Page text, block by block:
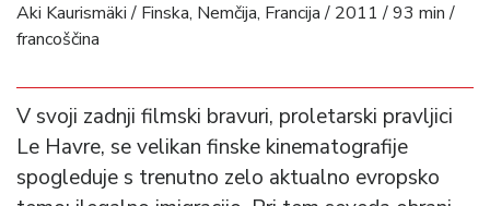
Aki Kaurismäki / Finska, Nemčija, Francija / 2011 / 93 min /
francoščina
V svoji zadnji filmski bravuri, proletarski pravljici
Le Havre, se velikan finske kinematografije
spogleduje s trenutno zelo aktualno evropsko